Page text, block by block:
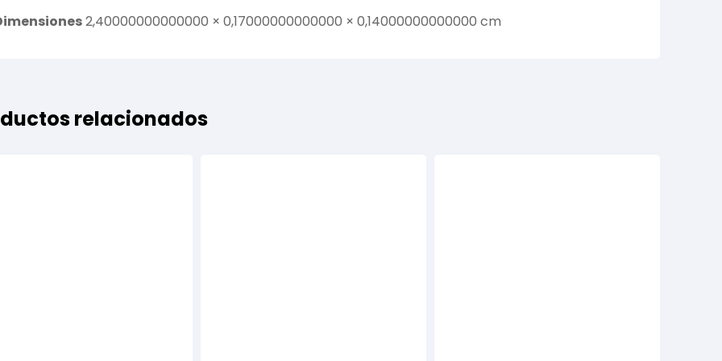
2,40000000000000 × 0,17000000000000 × 0,14000000000000 cm
relacionados